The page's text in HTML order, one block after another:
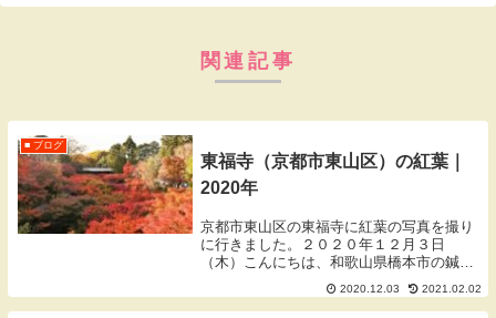
関連記事
■ ブログ
東福寺（京都市東山区）の紅葉｜
2020年
京都市東山区の東福寺に紅葉の写真を撮り
に行きました。２０２０年１２月３日
（木）こんにちは、和歌山県橋本市の鍼灸
師ワダです。ブログをご覧いただきありが
とうございます。※一部の写真はクリック
2020.12.03 2021.02.02